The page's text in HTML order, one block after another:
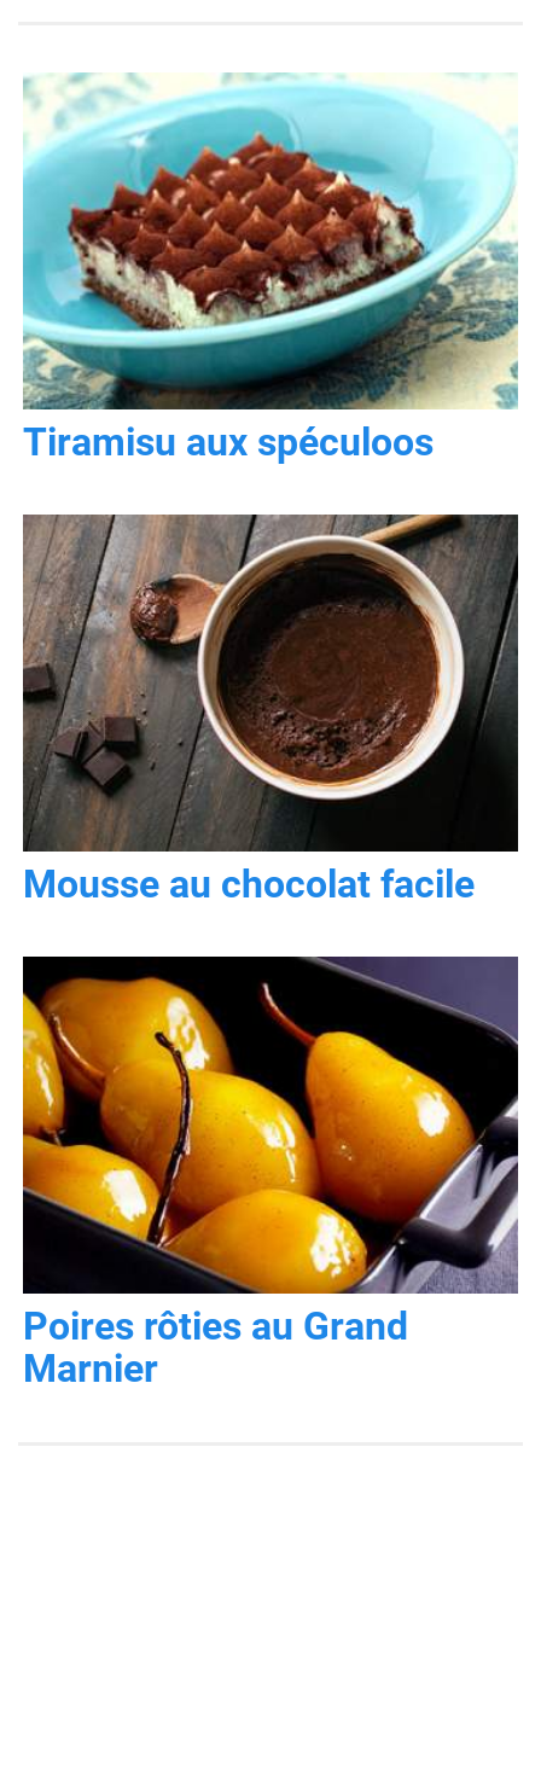
Tiramisu aux spéculoos
Mousse au chocolat facile
Poires rôties au Grand
Marnier